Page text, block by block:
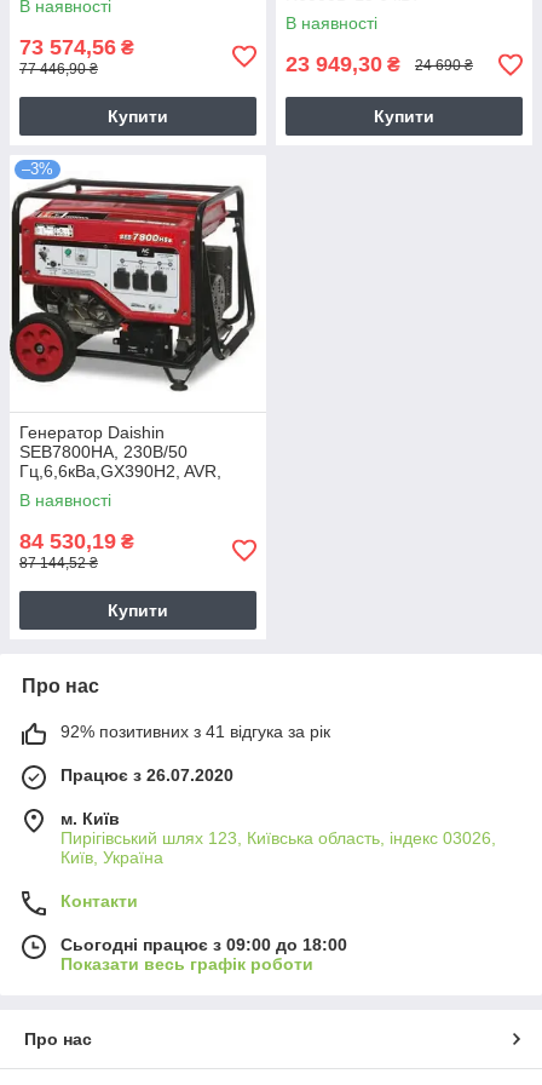
В наявності
73 574,56 ₴
77 446,90 ₴
Купити
В наявності
23 949,30 ₴ 24 690 ₴
Купити
–3%
Генератор Daishin
SEB7800HA, 230В/50
Гц,6,6кВа,GX390H2, AVR,
25л, 3х16А, 9год, 12В-8,3А,
В наявності
84 530,19 ₴
87 144,52 ₴
Купити
Про нас
92% позитивних з 41 відгука за рік
Працює з 26.07.2020
м. Київ
Пирігівський шлях 123, Київська область, індекс 03026,
Київ, Україна
Контакти
Сьогодні працює з 09:00 до 18:00
Показати весь графік роботи
Про нас